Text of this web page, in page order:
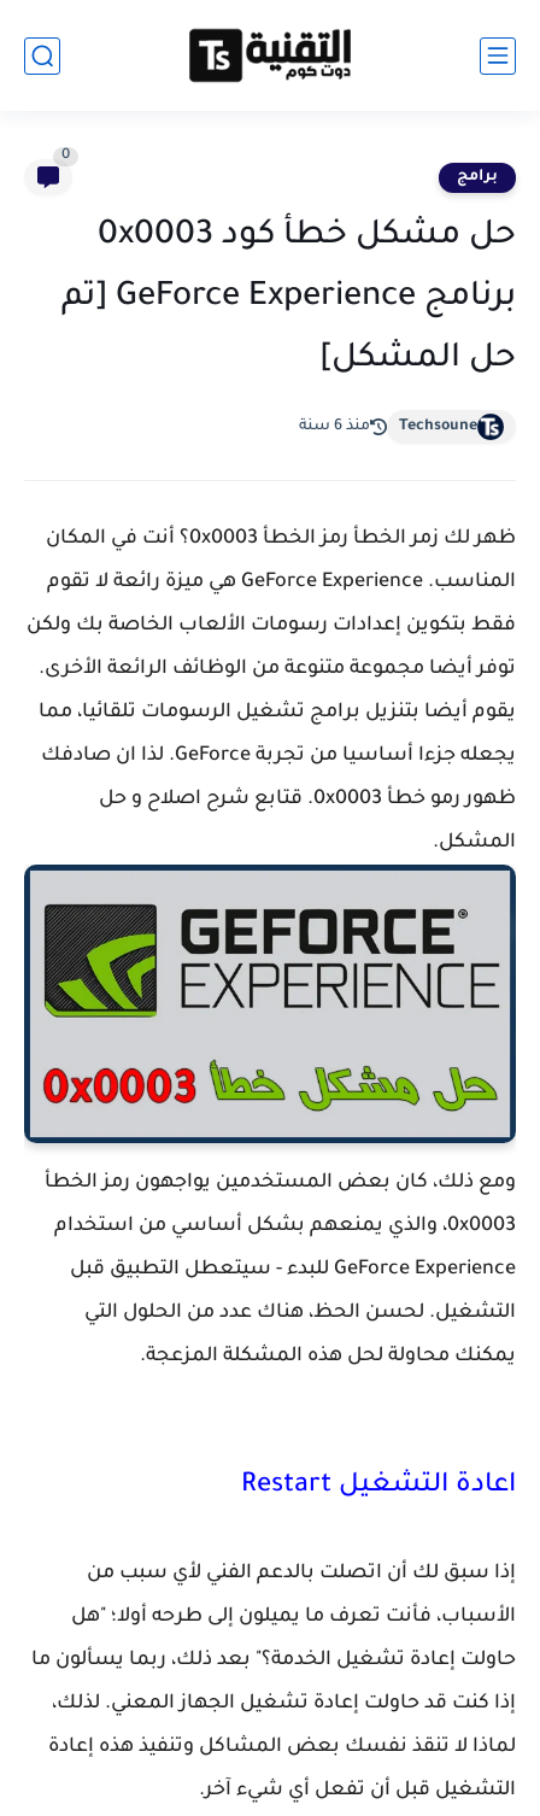
برامج
0
حل مشكل خطأ كود 0x0003
برنامج GeForce Experience [تم
حل المشكل]
Techsoune منذ 6 سنة
ظهر لك زمر الخطأ رمز الخطأ 0x0003؟ أنت في المكان
المناسب. GeForce Experience هي ميزة رائعة لا تقوم
فقط بتكوين إعدادات رسومات الألعاب الخاصة بك ولكن
توفر أيضا مجموعة متنوعة من الوظائف الرائعة الأخرى.
يقوم أيضا بتنزيل برامج تشغيل الرسومات تلقائيا، مما
يجعله جزءا أساسيا من تجربة GeForce. لذا ان صادفك
ظهور رمو خطأ 0x0003. قتابع شرح اصلاح و حل
المشكل.
ومع ذلك، كان بعض المستخدمين يواجهون رمز الخطأ
0x0003، والذي يمنعهم بشكل أساسي من استخدام
GeForce Experience للبدء - سيتعطل التطبيق قبل
التشغيل. لحسن الحظ، هناك عدد من الحلول التي
يمكنك محاولة لحل هذه المشكلة المزعجة.
اعادة التشغيل Restart
إذا سبق لك أن اتصلت بالدعم الفني لأي سبب من
الأسباب، فأنت تعرف ما يميلون إلى طرحه أولا؛ "هل
حاولت إعادة تشغيل الخدمة؟" بعد ذلك، ربما يسألون ما
إذا كنت قد حاولت إعادة تشغيل الجهاز المعني. لذلك،
لماذا لا تنقذ نفسك بعض المشاكل وتنفيذ هذه إعادة
التشغيل قبل أن تفعل أي شيء آخر.